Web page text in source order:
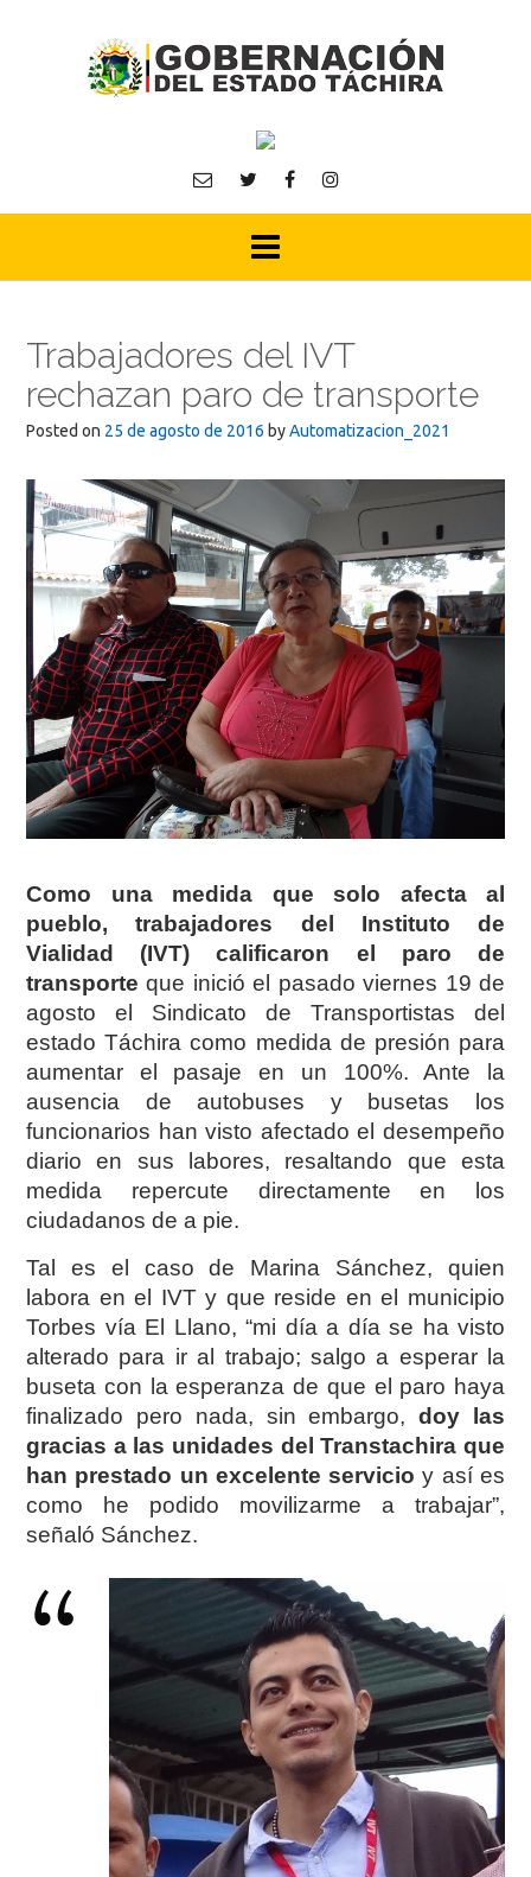
Trabajadores del IVT
rechazan paro de transporte
Posted on 25 de agosto de 2016 byAutomatizacion_2021
Como una medida que solo afecta al
pueblo, trabajadores del Instituto de
Vialidad (IVT) calificaron el paro de
transporte que inició el pasado viernes 19 de
agosto el Sindicato de Transportistas del
estado Táchira como medida de presión para
aumentar el pasaje en un 100%. Ante la
ausencia de autobuses y busetas los
funcionarios han visto afectado el desempeño
diario en sus labores, resaltando que esta
medida repercute directamente en los
ciudadanos de a pie.
Tal es el caso de Marina Sánchez, quien
labora en el IVT y que reside en el municipio
Torbes vía El Llano, “mi día a día se ha visto
alterado para ir al trabajo; salgo a esperar la
buseta con la esperanza de que el paro haya
finalizado pero nada, sin embargo,doy las
gracias a las unidades del Transtachira que
han prestado un excelente servicio y así es
como he podido movilizarme a trabajar”,
señaló Sánchez.